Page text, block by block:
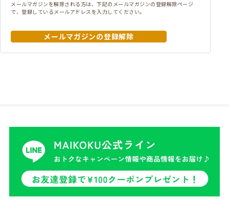
メールマガジンを解除される方は、下記のメールマガジンの登録解除ページ
で、登録しているメールアドレスを入力してください。
メールマガジンの登録解除